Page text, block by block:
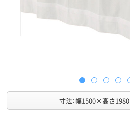
寸法：幅1500×高さ